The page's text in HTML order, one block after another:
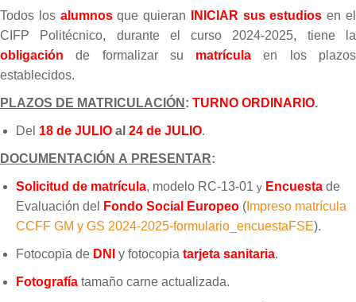
Todos los alumnos que quieran INICIAR sus estudios en el
CIFP
Politécnico, durante el curso 2024-2025, tiene
la
obligación
de formalizar su matrícula
en los plazos
establecidos.
PLAZOS DE MATRICULACIÓN : TURNO ORDINARIO.
Del 18 de JULIO al 24 de JULIO.
DOCUMENTACIÓN A PRESENTAR:
Solicitud de matrícula, modelo RC-13-01 y Encuesta de
Evaluación del Fondo Social Europeo ( Impreso matrícula
CCFF GM y GS 2024-2025-formulario_encuestaFSE).
Fotocopia de DNI y fotocopia tarjeta sanitaria.
Fotografía tamaño carne actualizada.